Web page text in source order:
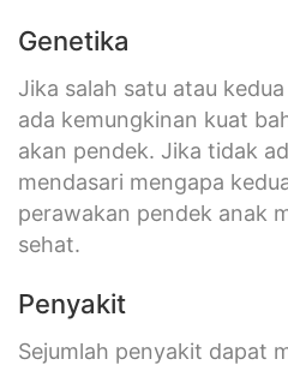
Genetika
Jika salah satu atau
ada kemungkinan kuat
akan pendek. Jika tidak
mendasari mengapa
perawakan pendek anak
sehat.
Penyakit
Sejumlah penyakit dapat